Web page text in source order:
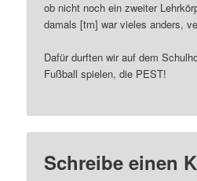
ob nicht noch ein zweiter
damals [tm] war vieles anders,
Dafür durften wir auf dem
Fußball spielen, die PEST!
Schreibe einen